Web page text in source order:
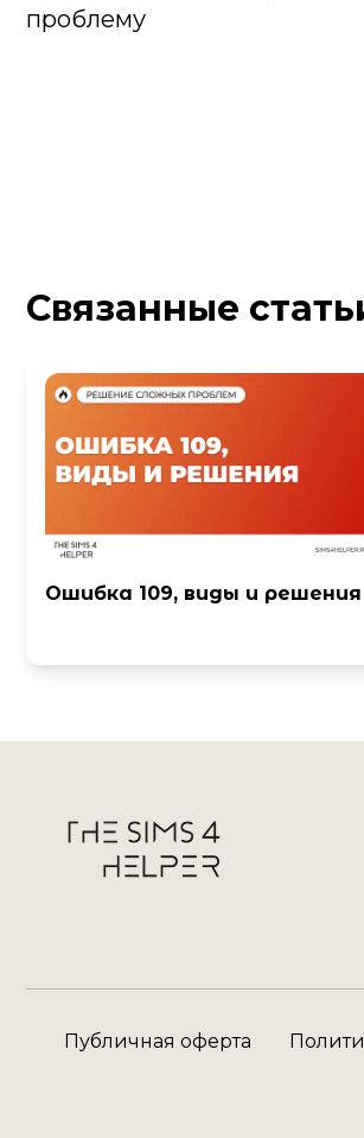
проблему
Связанные
Ошибка 109, виды и решения
Публичная оферта